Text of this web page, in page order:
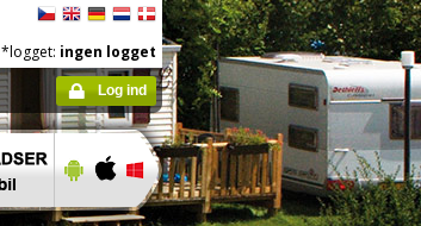
*logget: ingen logget
Log ind